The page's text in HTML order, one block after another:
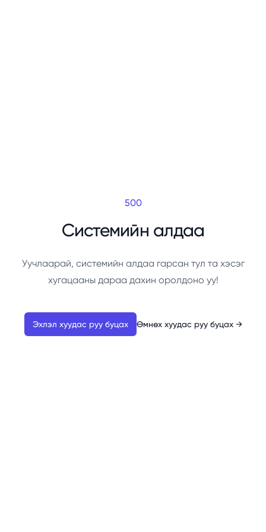
500
Системийн алдаа
Уучлаарай, системийн алдаа гарсан тул та хэсэг
хугацааны дараа дахин оролдоно уу!
Эхлэл хуудас руу буцах Өмнөх хуудас руу буцах →